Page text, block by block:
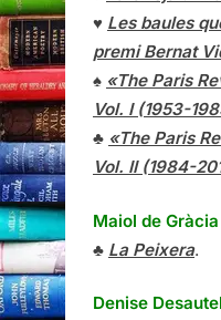
♥ Les baules
premi Bernat
♠ «The Paris
Vol. I (1953-
♣ «The Paris
Vol. II (1984-
Maiol de
♣ La Peixera.
Denise